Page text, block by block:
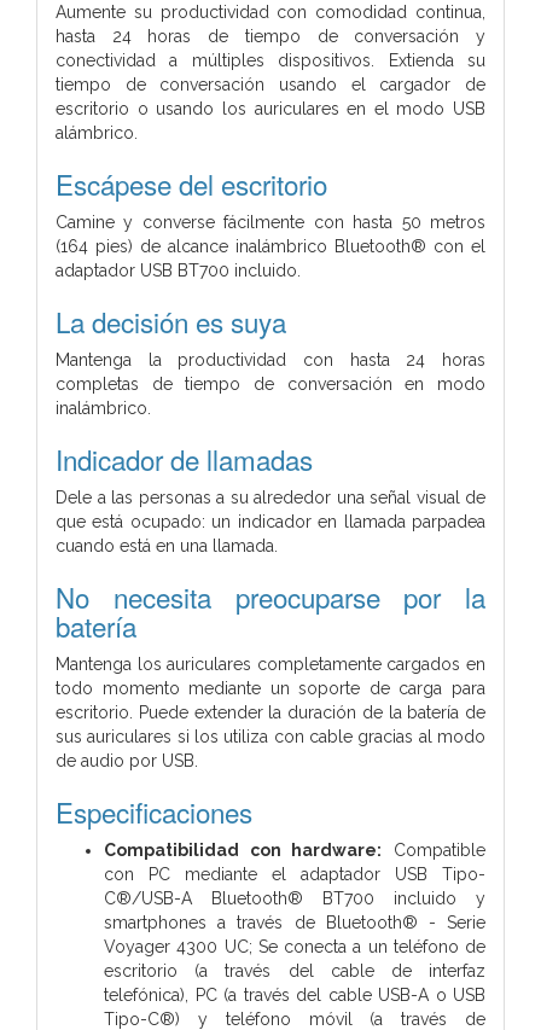
Aumente su productividad con comodidad continua,
hasta 24 horas de tiempo de conversación y
conectividad a múltiples dispositivos. Extienda su
tiempo de conversación usando el cargador de
escritorio o usando los auriculares en el modo USB
alámbrico.
Escápese del escritorio
Camine y converse fácilmente con hasta 50 metros
(164 pies) de alcance inalámbrico Bluetooth® con el
adaptador USB BT700 incluido.
La decisión es suya
Mantenga la productividad con hasta 24 horas
completas de tiempo de conversación en modo
inalámbrico.
Indicador de llamadas
Dele a las personas a su alrededor una señal visual de
que está ocupado: un indicador en llamada parpadea
cuando está en una llamada.
No necesita preocuparse por la
batería
Mantenga los auriculares completamente cargados en
todo momento mediante un soporte de carga para
escritorio. Puede extender la duración de la batería de
sus auriculares si los utiliza con cable gracias al modo
de audio por USB.
Especificaciones
Compatibilidad con hardware: Compatible
con PC mediante el adaptador USB Tipo-
C®/USB-A Bluetooth® BT700 incluido y
smartphones a través de Bluetooth® - Serie
Voyager 4300 UC; Se conecta a un teléfono de
escritorio (a través del cable de interfaz
telefónica), PC (a través del cable USB-A o USB
Tipo-C®) y teléfono móvil (a través de